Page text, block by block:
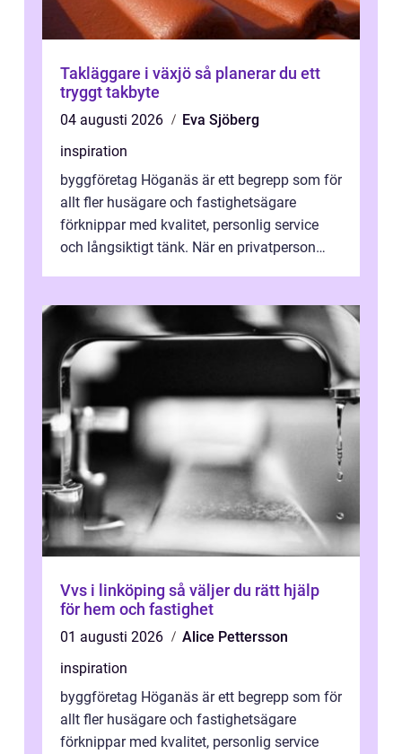
Takläggare i växjö så planerar du ett
tryggt takbyte
04 augusti 2026
Eva Sjöberg
inspiration
byggföretag Höganäs är ett begrepp som för
allt fler husägare och fastighetsägare
förknippar med kvalitet, personlig service
och långsiktigt tänk. När en privatperson
Vvs i linköping så väljer du rätt hjälp
för hem och fastighet
01 augusti 2026
Alice Pettersson
inspiration
byggföretag Höganäs är ett begrepp som för
allt fler husägare och fastighetsägare
förknippar med kvalitet, personlig service